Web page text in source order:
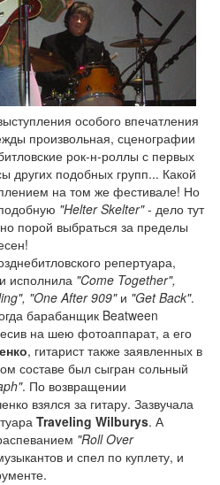
особого впечатления
произвольная, сценографии
рок-н-роллы с первых
других подобных групп... Какой
на том же фестивале! Но
"Helter Skelter"- дело тут
порой выбраться за пределы
репертуара,
исполнила "Come Together",
"One After 909"и "Get Back".
барабанщик Beatween
на шею фотоаппарат, а его
, гитарист также заявленных в
составе был сыгран сольный
. По возвращении
взялся за гитару. Зазвучала
Traveling Wilburys. А
"Roll Over
и спел по куплету, и